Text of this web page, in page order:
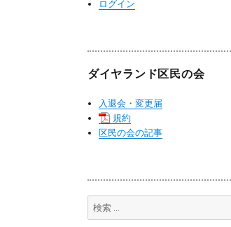
ログイン
ダイヤランド区民の会
入退会・変更届
規約
区民の会の記事
検